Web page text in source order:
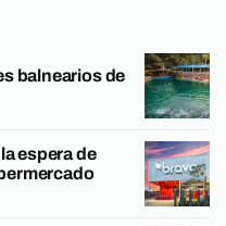
balnearios de
espera de